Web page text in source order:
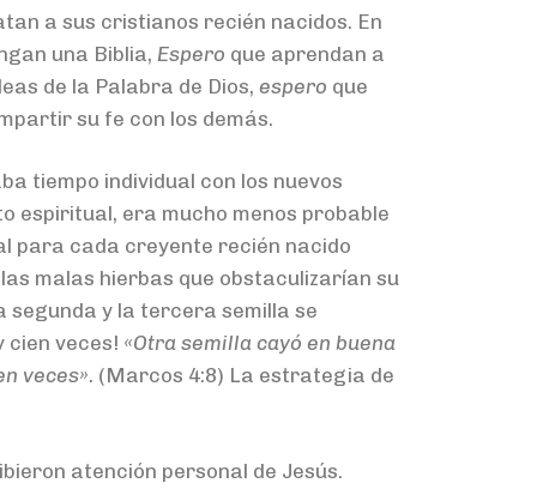
a sus cristianos recién nacidos. En
una Biblia, Espero que aprendan a
de la Palabra de Dios, espero que
su fe con los demás.
tiempo individual con los nuevos
espiritual, era mucho menos probable
para cada creyente recién nacido
malas hierbas que obstaculizarían su
segunda y la tercera semilla se
cien veces! «Otra semilla cayó en buena
veces». (Marcos 4:8) La estrategia de
atención personal de Jesús.